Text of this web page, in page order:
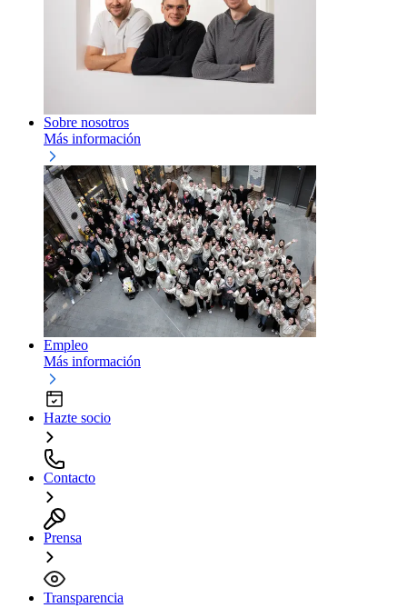
Sobre nosotros
Más información
Empleo
Más información
Hazte socio
Contacto
Prensa
Transparencia